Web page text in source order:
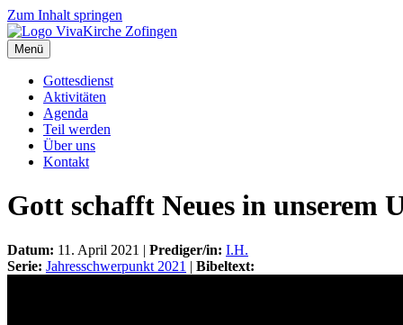
Zum Inhalt springen
Menü
Gottesdienst
Aktivitäten
Agenda
Teil werden
Über uns
Kontakt
Gott schafft Neues in unserem
Datum: 11. April 2021 | Prediger/in: I.H.
Serie: Jahresschwerpunkt 2021 | Bibeltext: